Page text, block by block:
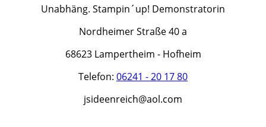
Unabhäng. Stampin´up! Demonstratorin
Nordheimer Straße 40 a
68623 Lampertheim - Hofheim
Telefon: 06241 - 20 17 80
jsideenreich@aol.com